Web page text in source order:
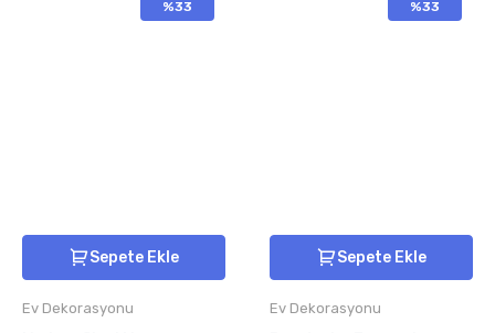
%33
Sepete Ekle
Ev Dekorasyonu
%33
Sepete Ekle
Ev Dekorasyonu